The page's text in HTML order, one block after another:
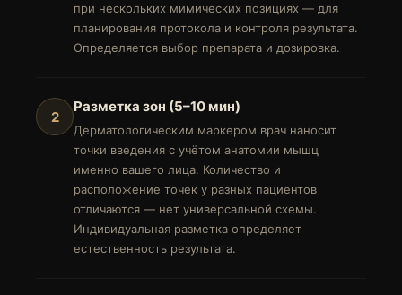
при нескольких мимических позициях — для
планирования протокола и контроля результата.
Определяется выбор препарата и дозировка.
2
Разметка зон (5–10 мин)
Дерматологическим маркером врач наносит
точки введения с учётом анатомии мышц
именно вашего лица. Количество и
расположение точек у разных пациентов
отличаются — нет универсальной схемы.
Индивидуальная разметка определяет
естественность результата.